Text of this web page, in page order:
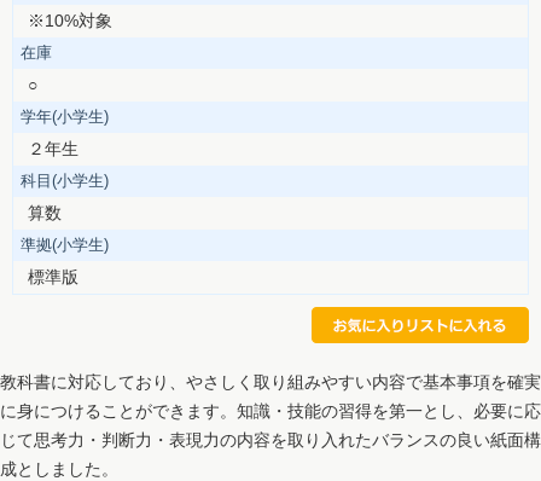
※10%対象
在庫
○
学年(小学生)
２年生
科目(小学生)
算数
準拠(小学生)
標準版
教科書に対応しており、やさしく取り組みやすい内容で基本事項を確実
に身につけることができます。知識・技能の習得を第一とし、必要に応
じて思考力・判断力・表現力の内容を取り入れたバランスの良い紙面構
成としました。